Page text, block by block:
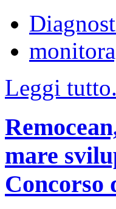
Leggi
mare
Concorso